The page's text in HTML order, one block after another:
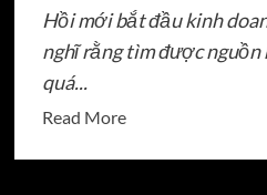
Hồi mới bắt đầu kinh
nghĩ rằng tìm được nguồn
quá...
Read MoreRead